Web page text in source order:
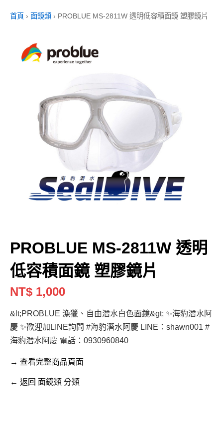
首頁 › 面鏡類 › PROBLUE MS-2811W 透明低容積面鏡 塑膠鏡片
PROBLUE MS-2811W 透明
低容積面鏡 塑膠鏡片
NT$ 1,000
&lt;PROBLUE 漁獵、自由潛水白色面鏡&gt; ✨海豹潛水阿
慶 ✨歡迎加LINE詢問 #海豹潛水阿慶 LINE：shawn001 #
海豹潛水阿慶 電話：0930960840
→ 查看完整商品頁面
← 返回 面鏡類 分類